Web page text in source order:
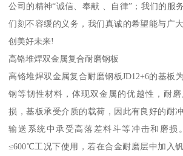
公司的精神“诚信、奉献 、自律”；我们的服
们刻不容缓的义务，我们真诚的希望能与广
创美好未来!
高铬堆焊双金属复合耐磨钢板
高铬堆焊双金属复合耐磨钢板JD12+6的基板
钢等韧性材料，体现双金属的优越性，耐
损，基板承受介质的载荷，因此有良好的耐
输送系统中承受高落差料斗等冲击和磨损
≤600℃工况下使用，若在合金耐磨层中加入